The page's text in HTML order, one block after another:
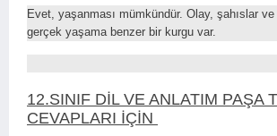
Evet, yaşanması mümkündür. Olay, şahıslar
gerçek yaşama benzer bir kurgu var.
12.SINIF DİL VE ANLATIM PAŞA
CEVAPLARI İÇİN